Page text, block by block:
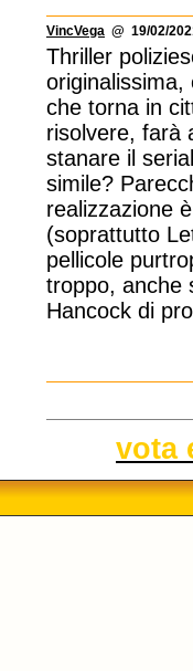
VincVega @ 19/02/
Thriller
originalissima,
che torna in
risolvere, farà
stanare il
simile?
realizzazione
(soprattutto
pellicole
troppo, anche
Hancock di
vota